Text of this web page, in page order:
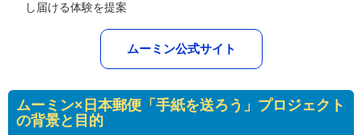
し届ける体験を提案
ムーミン公式サイト
ムーミン×日本郵便「手紙を送ろう」プロジェクト
の背景と目的